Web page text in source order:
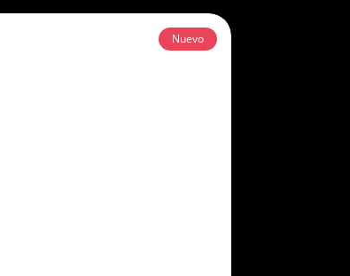
Nuevo